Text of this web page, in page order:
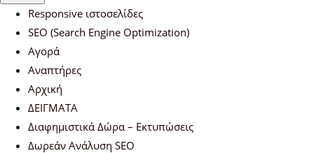
Responsive ιστοσελίδες
SEO (Search Engine Optimization)
Αγορά
Αναπτήρες
Αρχική
ΔΕΙΓΜΑΤΑ
Διαφημιστικά Δώρα – Εκτυπώσεις
Δωρεάν Ανάλυση SEO